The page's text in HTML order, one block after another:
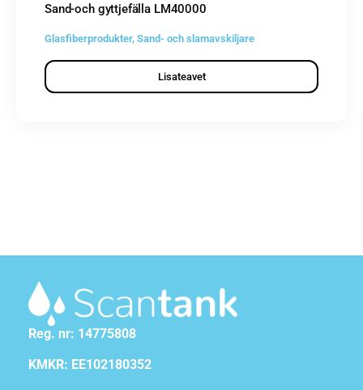
Sand-och gyttjefälla LM40000
Glasfiberprodukter, Sand- och slamavskiljare
Lisateavet
Reg. nr: 14775808
KMKR: EE102180352